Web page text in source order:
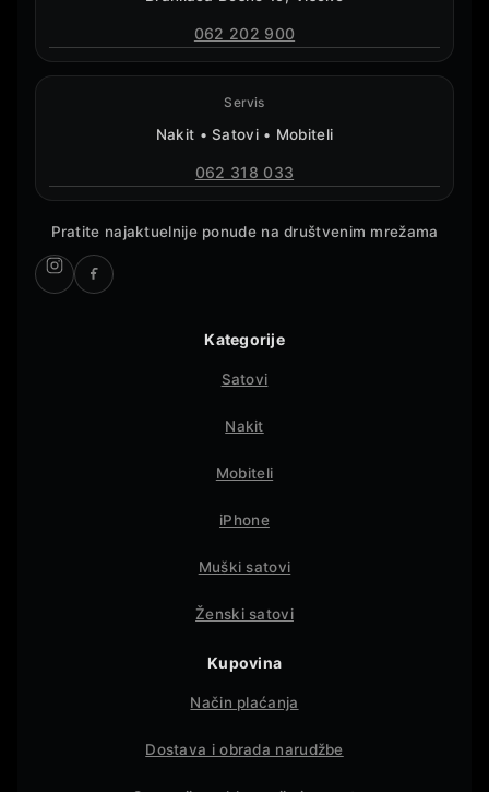
062 202 900
Servis
Nakit • Satovi • Mobiteli
062 318 033
Pratite najaktuelnije ponude na društvenim mrežama
Kategorije
Satovi
Nakit
Mobiteli
iPhone
Muški satovi
Ženski satovi
Kupovina
Način plaćanja
Dostava i obrada narudžbe